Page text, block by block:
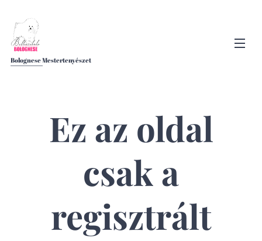
Bolognese Mestertenyészet
Ez az oldal
csak a
regisztrált